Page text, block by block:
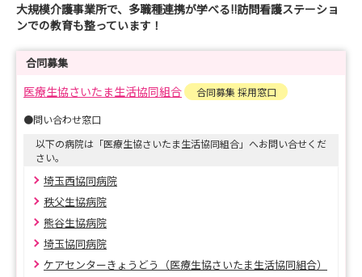
大規模介護事業所で、多職種連携が学べる!!訪問看護ステーショ
ンでの教育も整っています！
合同募集
医療生協さいたま生活協同組合
合同募集 採用窓口
●問い合わせ窓口
以下の病院は「医療生協さいたま生活協同組合」へお問い合せくだ
さい。
埼玉西協同病院
秩父生協病院
熊谷生協病院
埼玉協同病院
ケアセンターきょうどう（医療生協さいたま生活協同組合）